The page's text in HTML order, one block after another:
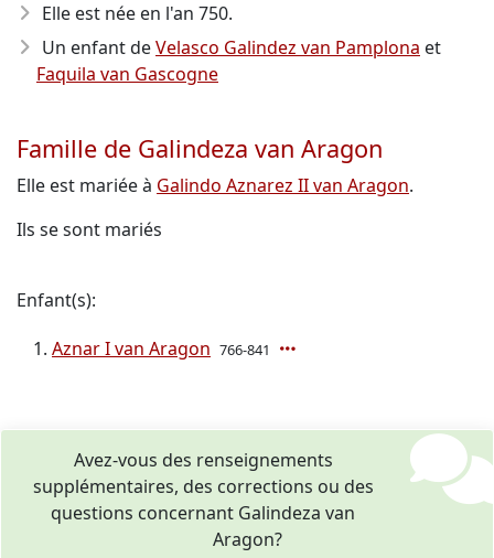
Elle est née en l'an 750.
Un enfant deVelasco Galindez van Pamplona et
Faquila van Gascogne
Famille de Galindeza van Aragon
Elle est mariée à Galindo Aznarez II van Aragon.
Ils se sont mariés
Enfant(s):
Aznar I van Aragon 766-841
Avez-vous des renseignements
supplémentaires, des corrections ou des
questions concernant Galindeza van
Aragon?